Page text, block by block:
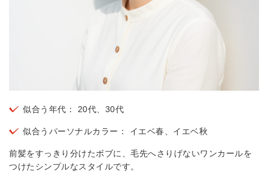
似合う年代： 20代、30代
似合うパーソナルカラー： イエベ春、イエベ秋
前髪をすっきり分けたボブに、毛先へさりげないワンカールを
つけたシンプルなスタイルです。